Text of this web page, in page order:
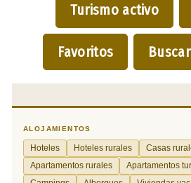
Turismo activo
Favoritos Buscar